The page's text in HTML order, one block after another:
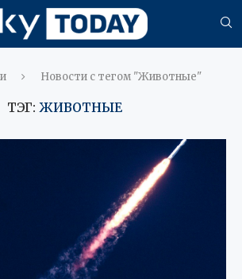
Новости с тегом "Животные"
ТЭГ: ЖИВОТНЫЕ